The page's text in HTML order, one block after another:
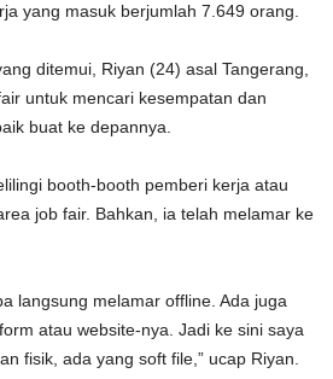
yang masuk berjumlah 7.649 orang.
ditemui, Riyan (24) asal Tangerang,
untuk mencari kesempatan dan
buat ke depannya.
booth-booth pemberi kerja atau
job fair. Bahkan, ia telah melamar ke
langsung melamar offline. Ada juga
atau website-nya. Jadi ke sini saya
fisik, ada yang soft file,” ucap Riyan.